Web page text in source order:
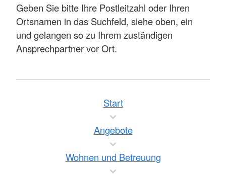
Geben Sie bitte Ihre Postleitzahl oder Ihren
Ortsnamen in das Suchfeld, siehe oben, ein
und gelangen so zu Ihrem zuständigen
Ansprechpartner vor Ort.
Start
Angebote
Wohnen und Betreuung